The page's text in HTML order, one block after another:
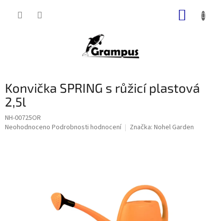
Konvička SPRING s růžicí plastová
2,5l
NH-00725OR
Průměrné
Neohodnoceno Podrobnosti hodnocení Značka: Nohel Garden